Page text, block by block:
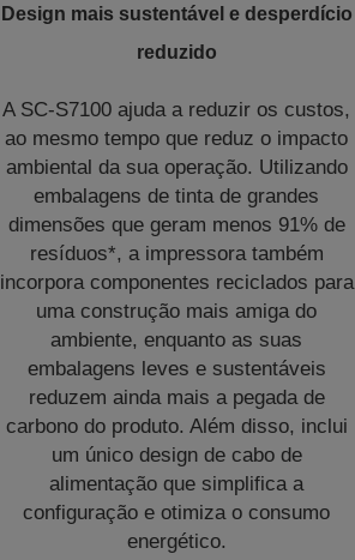
Design mais sustentável e desperdício
reduzido
A SC-S7100 ajuda a reduzir os custos,
ao mesmo tempo que reduz o impacto
ambiental da sua operação. Utilizando
embalagens de tinta de grandes
dimensões que geram menos 91% de
resíduos*, a impressora também
incorpora componentes reciclados para
uma construção mais amiga do
ambiente, enquanto as suas
embalagens leves e sustentáveis
reduzem ainda mais a pegada de
carbono do produto. Além disso, inclui
um único design de cabo de
alimentação que simplifica a
configuração e otimiza o consumo
energético.